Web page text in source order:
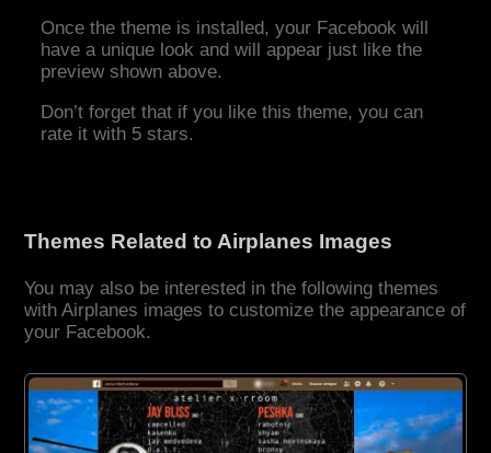
Once the theme is installed, your Facebook will
have a unique look and will appear just like the
preview shown above.
Don’t forget that if you like this theme, you can
rate it with 5 stars.
Themes Related to Airplanes Images
You may also be interested in the following themes
with Airplanes images to customize the appearance of
your Facebook.